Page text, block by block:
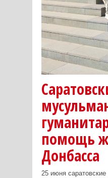
помощь
Донбасса
25 июня